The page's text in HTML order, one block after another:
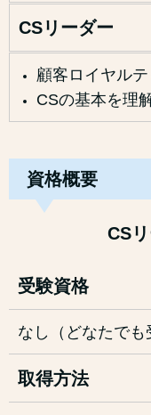
CSリーダー
顧客ロイヤル
CSの基本を理
資格概要
CS
受験資格
なし（どなたでも
取得方法